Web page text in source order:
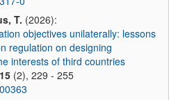
T. (2026):
objectives unilaterally: lessons
regulation on designing
interests of third countries
15 (2), 229 - 255